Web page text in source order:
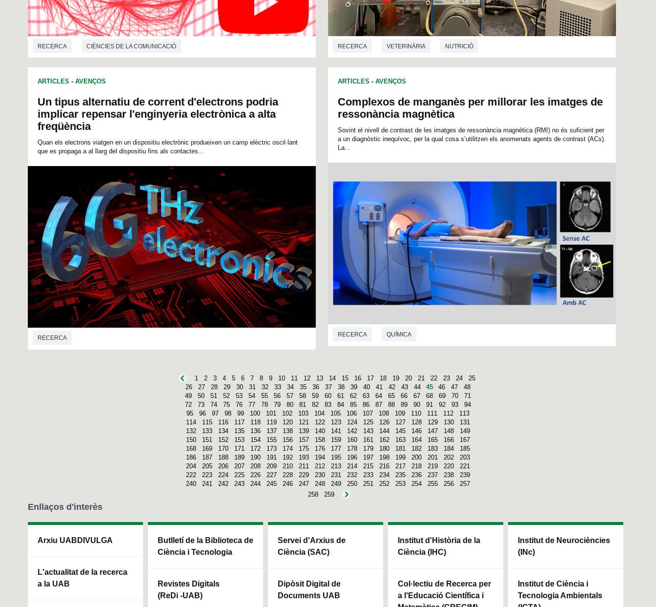
RECERCA CIÈNCIES DE LA COMUNICACIÓ
ARTICLES - AVENÇOS
Un tipus alternatiu de corrent d'electrons podria
implicar repensar l'enginyeria electrònica a alta
freqüència
Quan els electrons viatgen en un dispositiu electrònic produeixen un camp elèctric oscil·lant
que es propaga a al llarg del dispositiu fins als contactes...
RECERCA
RECERCA VETERINÀRIA NUTRICIÓ
ARTICLES - AVENÇOS
Complexos de manganès per millorar les imatges de
ressonància magnètica
Sovint el nivell de contrast de les imatges de ressonància magnètica (RMI) no és suficient per
a un diagnòstic inequívoc, per la qual cosa s’utilitzen els anomenats agents de contrast (ACs).
La...
RECERCA QUÍMICA
1 2 3 4 5 6 7 8 9 10 11 12 13 14 15 16 17 18 19 20 21 22 23 24
25
26
27 28 29 30 31 32 33 34 35 36 37 38 39 40 41 42 43 44 45 46 47
48
49
50 51 52 53 54 55 56 57 58 59 60 61 62 63 64 65 66 67 68 69 70
71
72
73 74 75 76 77 78 79 80 81 82 83 84 85 86 87 88 89 90 91 92 93
94
95
96 97 98 99 100 101 102 103 104 105 106 107 108 109 110 111 112
113
114
115 116 117 118 119 120 121 122 123 124 125 126 127 128 129 130
131
132
133 134 135 136 137 138 139 140 141 142 143 144 145 146 147 148
149
150
151 152 153 154 155 156 157 158 159 160 161 162 163 164 165 166
167
168
169 170 171 172 173 174 175 176 177 178 179 180 181 182 183 184
185
186
187 188 189 190 191 192 193 194 195 196 197 198 199 200 201 202
203
204
205 206 207 208 209 210 211 212 213 214 215 216 217 218 219 220
221
222
223 224 225 226 227 228 229 230 231 232 233 234 235 236 237 238
239
240
241 242 243 244 245 246 247 248 249 250 251 252 253 254 255 256
257
258
259
Enllaços d'interès
Arxiu UABDIVULGA
L'actualitat de la recerca
a la UAB
Butlletí de la Biblioteca de
Ciència i Tecnologia
Revistes Digitals
(ReDi -UAB)
Servei d'Arxius de
Ciència (SAC)
Dipòsit Digital de
Documents UAB
Institut d'Història de la
Ciència (IHC)
Col·lectiu de Recerca per
a l'Educació Científica i
Institut de Neurociències
(INc)
Institut de Ciència i
Tecnologia Ambientals